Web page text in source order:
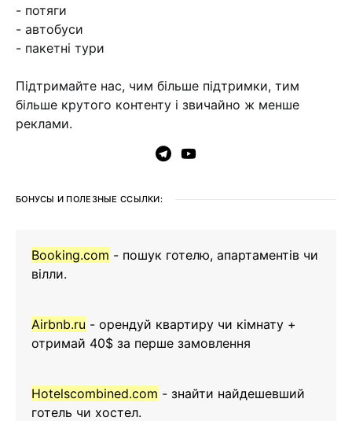
- потяги
- автобуси
- пакетні тури
Підтримайте нас, чим більше підтримки, тим
більше крутого контенту і звичайно ж менше
реклами.
БОНУСЫ И ПОЛЕЗНЫЕ ССЫЛКИ:
Booking.com - пошук готелю, апартаментів чи
вілли.
Airbnb.ru - орендуй квартиру чи кімнату +
отримай 40$ за перше замовлення
Hotelscombined.com - знайти найдешевший
готель чи хостел.